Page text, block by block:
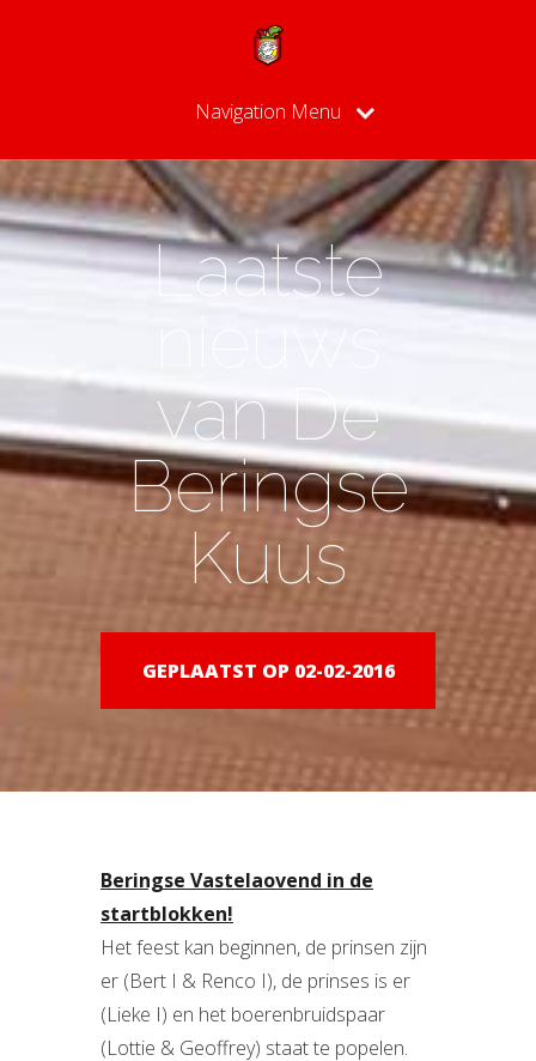
Navigation Menu
Laatste
van De
Beringse
Kuus
GEPLAATST OP 02-02-2016
Beringse Vastelaovend in de
startblokken!
Het feest kan beginnen, de prinsen zijn
er (Bert I & Renco I), de prinses is er
(Lieke I) en het boerenbruidspaar
(Lottie & Geoffrey) staat te popelen.